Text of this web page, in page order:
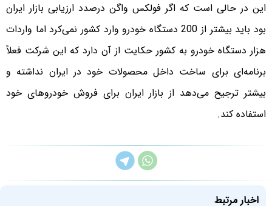
این در حالی است که اگر فولکس واگن درصدد ارزیابی بازار ایران
بود باید بیشتر از 200 دستگاه خودرو وارد کشور نمی‌کرد اما واردات
هزار دستگاه خودرو به کشور حکایت از آن دارد که این شرکت فعلاً
برنامه‌ای برای ساخت داخل محصولات خود در ایران نداشته و
بیشتر ترجیح می‌دهد از بازار ایران برای فروش خودروهای خود
استفاده کند.
اخبار مرتبط